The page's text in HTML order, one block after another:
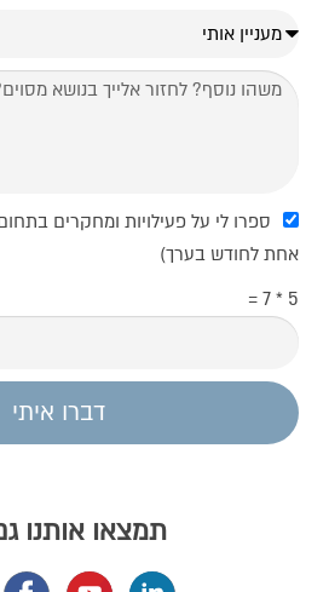
ספרו לי על פעילויות ומחקרים
אחת לחודש בערך)
5 * 7 =
דברו איתי
תמצאו אותנו